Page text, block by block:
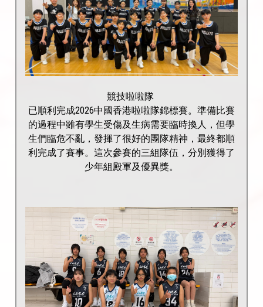
競技啦啦隊
已順利完成2026中國香港啦啦隊錦標賽。準備比賽
的過程中雖有學生受傷及生病需要臨時換人，但學
生們臨危不亂，發揮了很好的團隊精神，最終都順
利完成了賽事。這次參賽的三組隊伍，分別獲得了
少年組殿軍及優異獎。